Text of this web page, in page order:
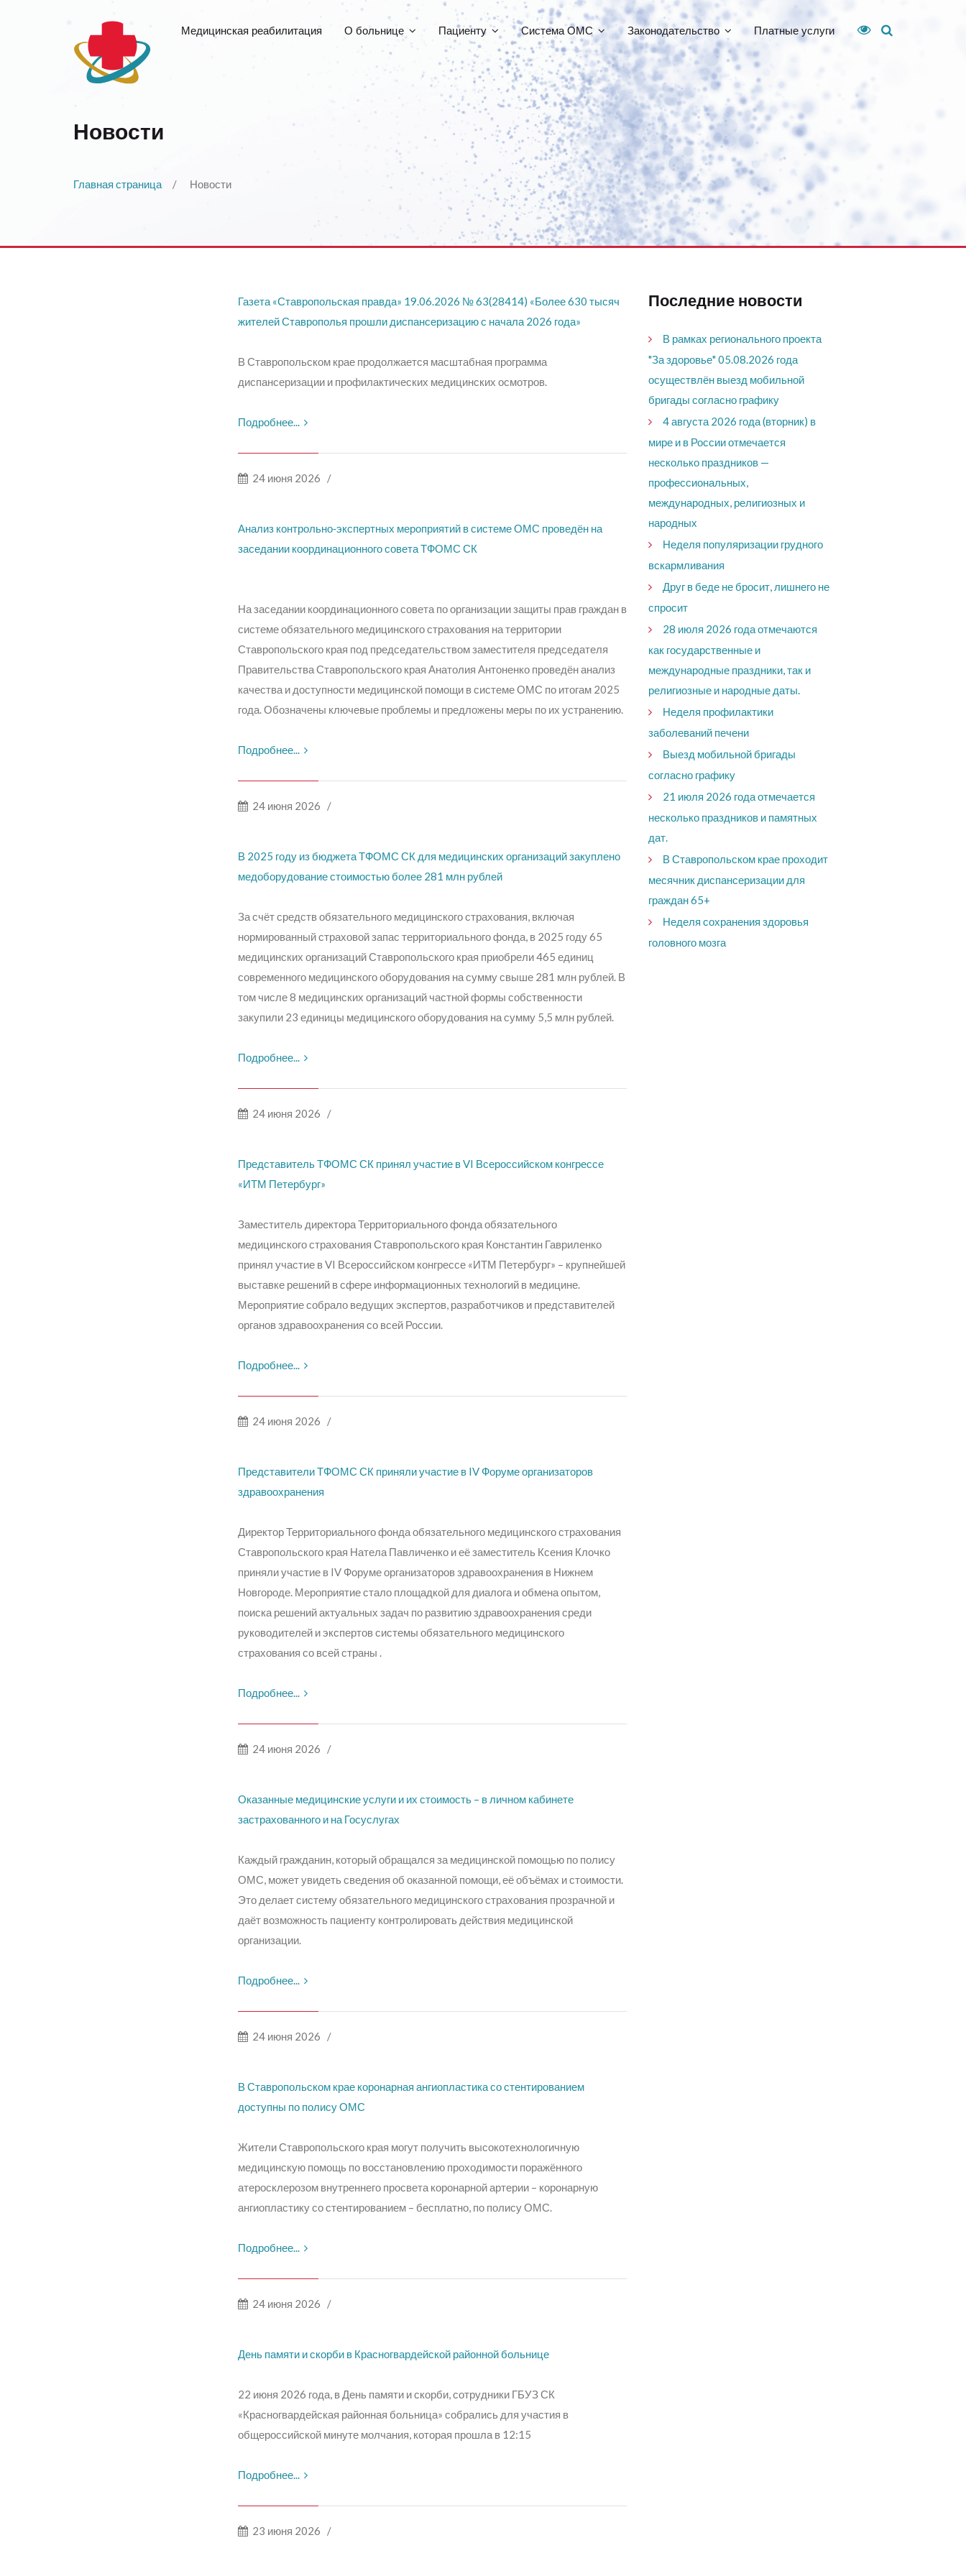
Медицинская реабилитация О больнице Пациенту Система ОМС Законодательство Платные услуги
Новости
Главная страница Новости
Газета «Ставропольская правда» 19.06.2026 № 63(28414) «Более 630 тысяч
жителей Ставрополья прошли диспансеризацию с начала 2026 года»
В Ставропольском крае продолжается масштабная программа
диспансеризации и профилактических медицинских осмотров.
Подробнее...
24 июня 2026 /
Анализ контрольно‑экспертных мероприятий в системе ОМС проведён на
заседании координационного совета ТФОМС СК
На заседании координационного совета по организации защиты прав граждан в
системе обязательного медицинского страхования на территории
Ставропольского края под председательством заместителя председателя
Правительства Ставропольского края Анатолия Антоненкопроведён анализ
качества и доступности медицинской помощи в системе ОМС по итогам 2025
года. Обозначены ключевые проблемы и предложены меры по их устранению.
Подробнее...
24 июня 2026 /
В 2025 году из бюджета ТФОМС СК для медицинских организаций закуплено
медоборудование стоимостью более 281 млн рублей​
За счёт средств обязательного медицинского страхования, включая
нормированный страховой запас территориального фонда, в 2025 году 65
медицинских организаций Ставропольского края приобрели 465 единиц
современного медицинского оборудования на сумму свыше 281 млн рублей. В
том числе 8 медицинских организаций частной формы собственности
закупили 23 единицы медицинского оборудования на сумму 5,5 млн рублей.
Подробнее...
24 июня 2026 /
Представитель ТФОМС СК принял участие в VI Всероссийском конгрессе
«ИТМ Петербург» ​
Заместитель директора Территориального фонда обязательного
медицинского страхования Ставропольского края Константин Гавриленко
принял участие в VI Всероссийском конгрессе «ИТМ Петербург» – крупнейшей
выставке решений в сфере информационных технологий в медицине.
Мероприятие собрало ведущих экспертов, разработчиков и представителей
органов здравоохранения со всей России.
Подробнее...
24 июня 2026 /
Представители ТФОМС СК приняли участие в IV Форуме организаторов
здравоохранения
Директор Территориального фонда обязательного медицинского страхования
Ставропольского края Натела Павличенко и её заместитель Ксения Клочко
приняли участие в IV Форуме организаторов здравоохранения в Нижнем
Новгороде. Мероприятие стало площадкой для диалога и обмена опытом,
поиска решений актуальных задач по развитию здравоохранения среди
руководителей и экспертов системы обязательного медицинского
страхования со всей страны .
Подробнее...
24 июня 2026 /
Оказанные медицинские услуги и их стоимость – в личном кабинете
застрахованного и на Госуслугах ​
Каждый гражданин, который обращался за медицинской помощью по полису
ОМС, может увидеть сведения об оказанной помощи, её объёмах и стоимости.
Это делает систему обязательного медицинского страхования прозрачной и
даёт возможность пациенту контролировать действия медицинской
организации.
Подробнее...
24 июня 2026 /
В Ставропольском крае коронарная ангиопластика со стентированием
доступны по полису ОМС ​
Жители Ставропольского края могут получить высокотехнологичную
медицинскую помощь по восстановлению проходимости поражённого
атеросклерозом внутреннего просвета коронарной артерии – коронарную
ангиопластику со стентированием – бесплатно, по полису ОМС.
Подробнее...
24 июня 2026 /
День памяти и скорби в Красногвардейской районной больнице
22 июня 2026 года, в День памяти и скорби, сотрудники ГБУЗ СК
«Красногвардейская районная больница» собрались для участия в
общероссийской минуте молчания, которая прошла в 12:15
Подробнее...
23 июня 2026 /
Последние новости
В рамках регионального проекта
"За здоровье" 05.08.2026 года
осуществлён выезд мобильной
бригады согласно графику
4 августа 2026 года (вторник) в
мире и в России отмечается
несколько праздников —
профессиональных,
международных, религиозных и
народных
Неделя популяризации грудного
вскармливания
Друг в беде не бросит, лишнего не
спросит
28 июля 2026 года отмечаются
как государственные и
международные праздники, так и
религиозные и народные даты.
Неделя профилактики
заболеваний печени
Выезд мобильной бригады
согласно графику
21 июля 2026 года отмечается
несколько праздников и памятных
дат.
В Ставропольском крае проходит
месячник диспансеризации для
граждан 65+​
Неделя сохранения здоровья
головного мозга